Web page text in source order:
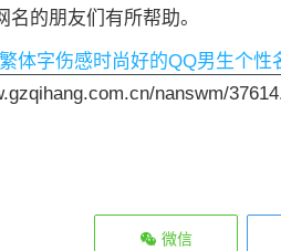
的朋友们有所帮助。
体字伤感时尚好的QQ男生个
nanswm/
微信